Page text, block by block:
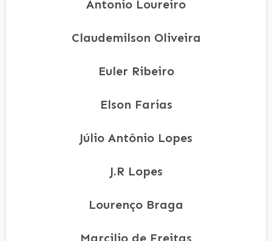
Antonio Loureiro
Claudemilson Oliveira
Euler Ribeiro
Elson Farias
Júlio Antônio Lopes
J.R Lopes
Lourenço Braga
Marcilio de Freitas